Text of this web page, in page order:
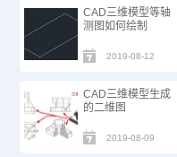
CAD三维模型等轴
测图如何绘制
2019-08-12
CAD三维模型生成
的二维图
2019-08-09